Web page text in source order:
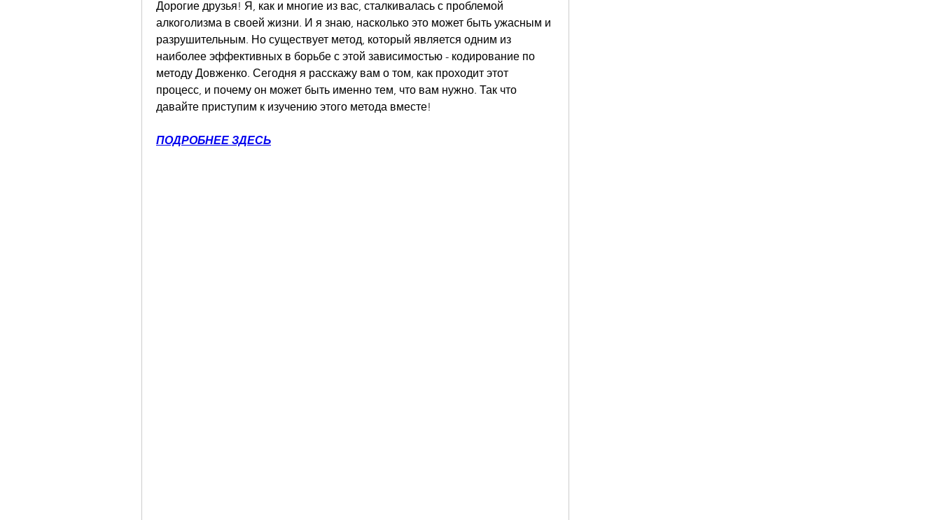
Дорогие друзья! Я, как и многие из вас, сталкивалась с проблемой
алкоголизма в своей жизни. И я знаю, насколько это может быть ужасным и
разрушительным. Но существует метод, который является одним из
наиболее эффективных в борьбе с этой зависимостью - кодирование по
методу Довженко. Сегодня я расскажу вам о том, как проходит этот
процесс, и почему он может быть именно тем, что вам нужно. Так что
давайте приступим к изучению этого метода вместе!
ПОДРОБНЕЕ ЗДЕСЬ